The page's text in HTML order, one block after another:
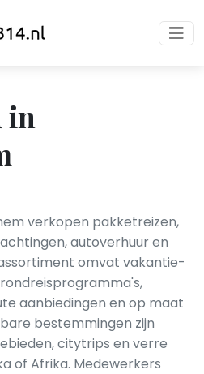
in
verkopen pakketreizen,
autoverhuur en
omvat vakantie-
aanbiedingen en op maat
bestemmingen zijn
citytrips en verre
of Afrika. Medewerkers